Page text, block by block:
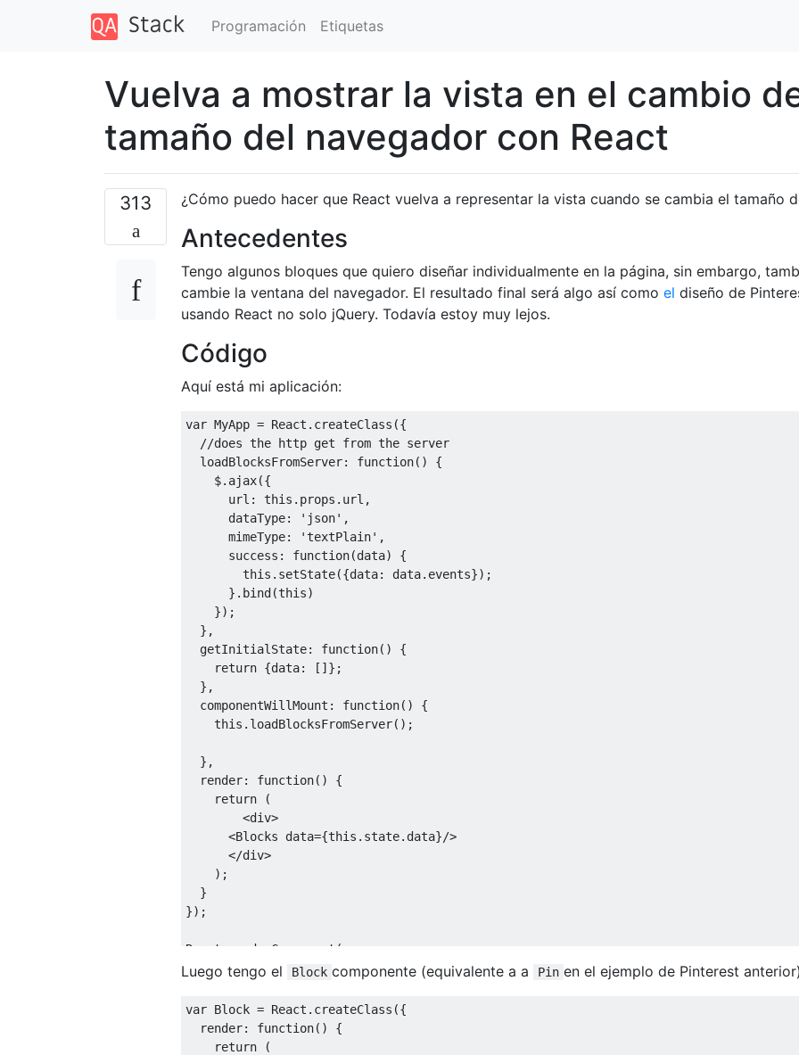
Programación Etiquetas
Vuelva a mostrar la vista en el cambio
tamaño del navegador con React
313 ¿Cómo puedo hacer que React vuelva a representar la vista cuando se cambia el tamaño
Antecedentes
Tengo algunos bloques que quiero diseñar individualmente en la página, sin embargo,
cambie la ventana del navegador. El resultado final será algo así como el diseño de
usando React no solo jQuery. Todavía estoy muy lejos.
Código
Aquí está mi aplicación:
var MyApp = React . createClass ({
//does the http get from the server
  loadBlocksFromServer
: function()
{
    $
. ajax({
      url
: this . props . url ,
      dataType
: 'json' ,
      mimeType
: 'textPlain' ,
      success
: function(data)
{
this . setState({data: data. events});
}. bind(this)
});
},
  getInitialState
: function()
{
return {data:
[]};
},
  componentWillMount
: function()
{
this . loadBlocksFromServer();
},
  render
: function()
{
return
(
<div>
<Blocks data={this . state. data}/>
</div>
);
}
});
React renderComponent (
<MyApp url ="url_here"/>,
)
Luego tengo el Block componente (equivalente a a Pin en el ejemplo de Pinterest
var Block = React . createClass ({
  render
: function()
{
return
(